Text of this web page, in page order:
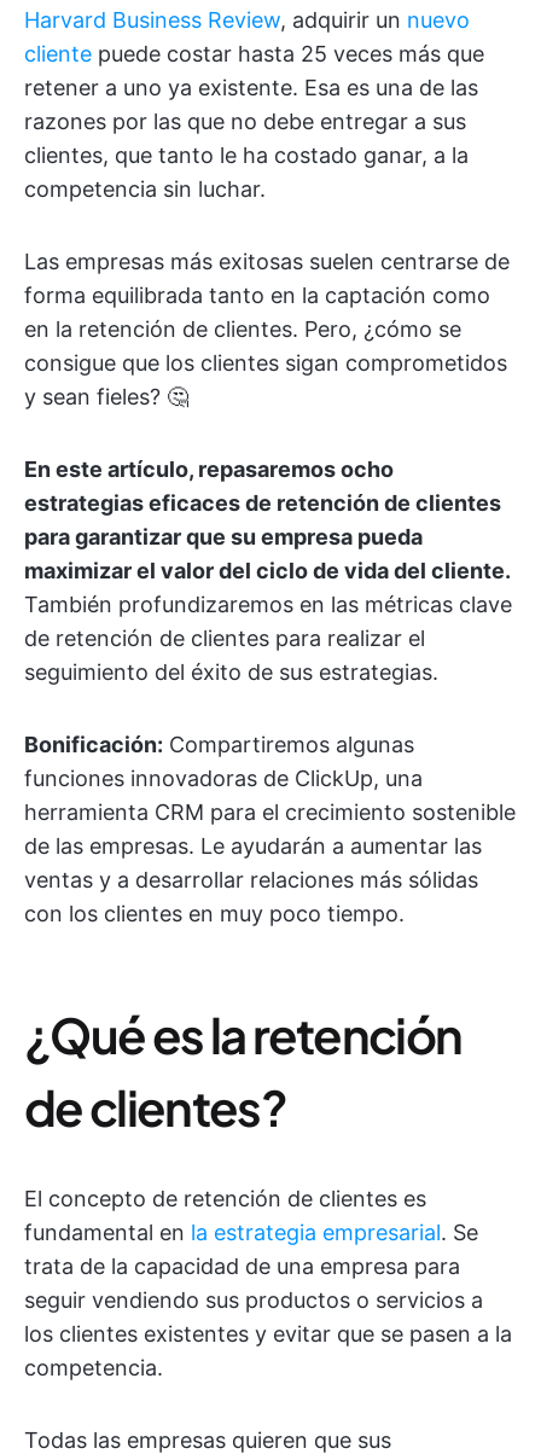
Harvard Business Review, adquirir un nuevo
cliente puede costar hasta 25 veces más que
retener a uno ya existente. Esa es una de las
razones por las que no debe entregar a sus
clientes, que tanto le ha costado ganar, a la
competencia sin luchar.
Las empresas más exitosas suelen centrarse de
forma equilibrada tanto en la captación como
en la retención de clientes. Pero, ¿cómo se
consigue que los clientes sigan comprometidos
y sean fieles? 🤔
En este artículo, repasaremos ocho
estrategias eficaces de retención de clientes
para garantizar que su empresa pueda
maximizar el valor del ciclo de vida del cliente.
También profundizaremos en las métricas clave
de retención de clientes para realizar el
seguimiento del éxito de sus estrategias.
Bonificación: Compartiremos algunas
funciones innovadoras de ClickUp, una
herramienta CRM para el crecimiento sostenible
de las empresas. Le ayudarán a aumentar las
ventas y a desarrollar relaciones más sólidas
con los clientes en muy poco tiempo.
¿Qué es la retención
de clientes?
El concepto de retención de clientes es
fundamental en la estrategia empresarial. Se
trata de la capacidad de una empresa para
seguir vendiendo sus productos o servicios a
los clientes existentes y evitar que se pasen a la
competencia.
Todas las empresas quieren que sus